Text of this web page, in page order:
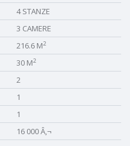
4 STANZE
3 CAMERE
216.6 M2
30 M2
2
1
1
16 000 Â‚¬